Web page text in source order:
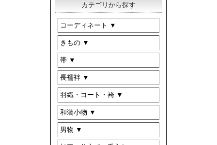
カテゴリから探す
コーディネート
きもの
帯
長襦袢
羽織・コート・袴
和装小物
男物